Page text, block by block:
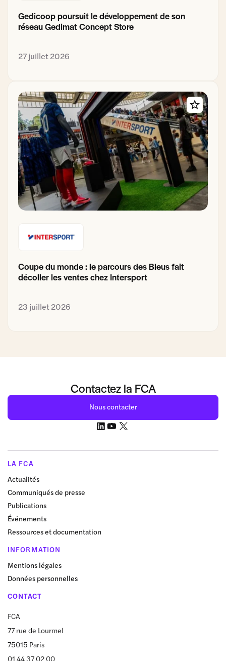
Gedicoop poursuit le développement de son
réseau Gedimat Concept Store
27 juillet 2026
Coupe du monde : le parcours des Bleus fait
décoller les ventes chez Intersport
23 juillet 2026
Contactez la FCA
Nous contacter
LA FCA
Actualités
Communiqués de presse
Publications
Événements
Ressources et documentation
INFORMATION
Mentions légales
Données personnelles
CONTACT
FCA
77 rue de Lourmel
75015 Paris
01 44 37 02 00